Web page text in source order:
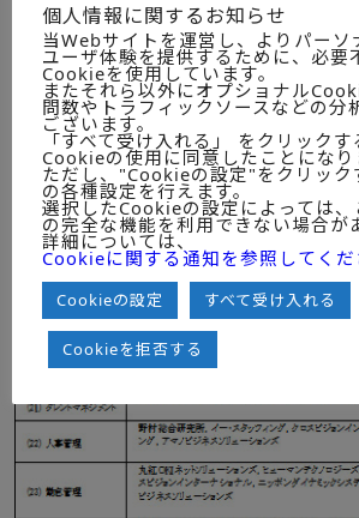
個人情報に関するお知らせ
当Webサイトを運営し、よりパーソ
ユーザ体験を提供するために、必要
Cookieを使用しています。
またそれら以外にオプショナル
問数やトラフィックソースなどの分
ございます。
「すべて受け入れる」 をクリックす
Cookieの使用に同意したことになり
ただし、"Cookieの設定"をクリッ
の各種設定を行えます。
選択したCookieの設定によっては、
の完全な機能を利用できない場合が
詳細については、
Cookieに関する通知を参照してくだ
Cookieの設定 すべて受け入れる
Cookieを拒否する